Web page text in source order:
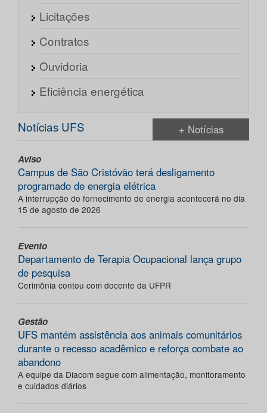
Licitações
Contratos
Ouvidoria
Eficiência energética
Notícias UFS + Notícias
Aviso
Campus de São Cristóvão terá desligamento
programado de energia elétrica
A interrupção do fornecimento de energia acontecerá no dia
15 de agosto de 2026
Evento
Departamento de Terapia Ocupacional lança grupo
de pesquisa
Cerimônia contou com docente da UFPR
Gestão
UFS mantém assistência aos animais comunitários
durante o recesso acadêmico e reforça combate ao
abandono
A equipe da Diacom segue com alimentação, monitoramento
e cuidados diários